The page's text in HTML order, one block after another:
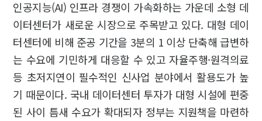
인공지능(AI) 인프라 경쟁이 가속화하는 가운데 소형 데
이터센터가 새로운 시장으로 주목받고 있다. 대형 데이
터센터에 비해 준공 기간을 3분의 1 이상 단축해 급변하
는 수요에 기민하게 대응할 수 있고 자율주행·원격의료
등 초저지연이 필수적인 신사업 분야에서 활용도가 높
기 때문이다. 국내 데이터센터 투자가 대형 시설에 편중
된 사이 틈새 수요가 확대되자 정부는 지원책을 마련하